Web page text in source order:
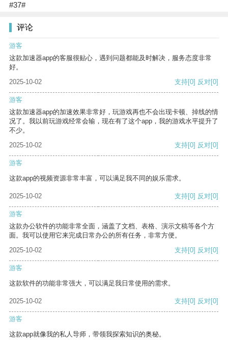
#37#
评论
游客
这款加速器app的客服很贴心，遇到问题都能及时解决，服务态度非常
好。
2025-10-02
支持[0] 反对[0]
游客
这款加速器app的加速效果非常好，玩游戏再也不会出现卡顿、掉线的情
况了。我以前玩游戏经常会输，现在有了这个app，我的游戏水平提升了
不少。
2025-10-02
支持[0] 反对[0]
游客
这款app的视频资源非常丰富，可以满足我不同的娱乐需求。
2025-10-02 支持[0] 反对[0]
游客
这款办公软件的功能非常全面，涵盖了文档、表格、演示文稿等各个方
面。我可以使用它来完成日常办公的所有任务，非常方便。
2025-10-02
支持[0] 反对[0]
游客
这款软件的功能非常强大，可以满足我日常使用的需求。
2025-10-02 支持[0] 反对[0]
游客
这款app就像我的私人导师，带领我探索知识的奥秘。